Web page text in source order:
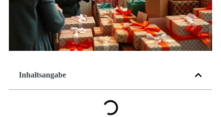
Inhaltsangabe